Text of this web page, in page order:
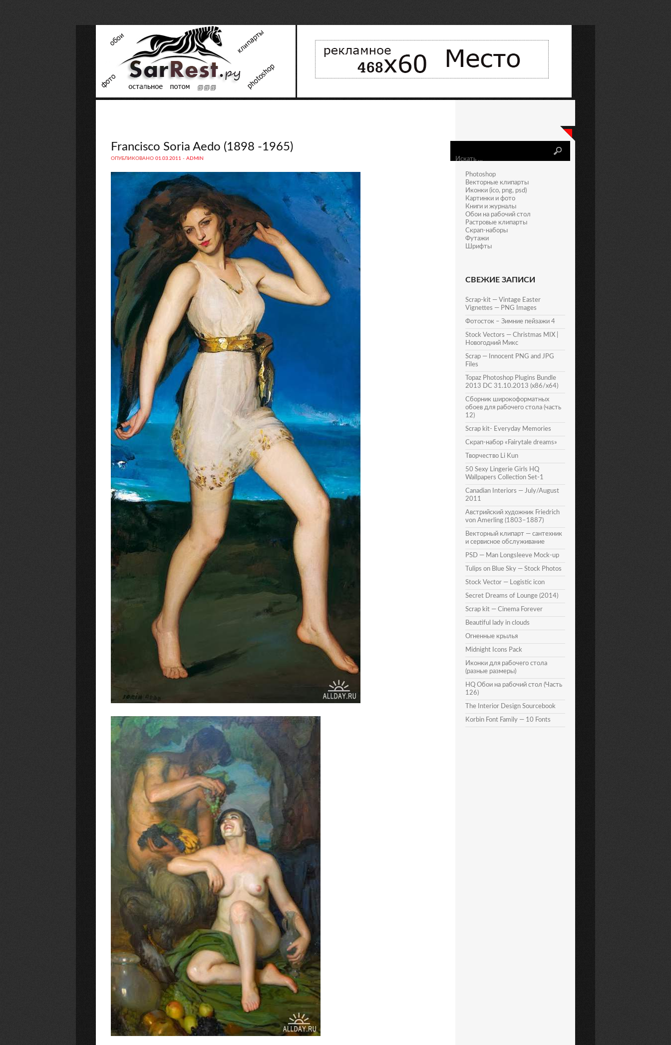
Francisco Soria Aedo (1898 -1965)
ОПУБЛИКОВАНО 01.03.2011 - ADMIN
Photoshop
Векторные клипарты
Иконки (ico, png, psd)
Картинки и фото
Книги и журналы
Обои на рабочий стол
Растровые клипарты
Скрап-наборы
Футажи
Шрифты
СВЕЖИЕ ЗАПИСИ
Scrap-kit — Vintage Easter
Vignettes — PNG Images
Фотосток – Зимние пейзажи 4
Stock Vectors — Christmas MIX |
Новогодний Микс
Scrap — Innocent PNG and JPG
Files
Topaz Photoshop Plugins Bundle
2013 DC 31.10.2013 (x86/x64)
Сборник широкоформатных
обоев для рабочего стола (часть
12)
Scrap kit- Everyday Memories
Скрап-набор «Fairytale dreams»
Творчество Li Kun
50 Sexy Lingerie Girls HQ
Wallpapers Collection Set-1
Canadian Interiors — July/August
2011
Австрийский художник Friedrich
von Amerling (1803–1887)
Векторный клипарт — сантехник
и сервисное обслуживание
PSD — Man Longsleeve Mock-up
Tulips on Blue Sky — Stock Photos
Stock Vector — Logistic icon
Secret Dreams of Lounge (2014)
Scrap kit — Cinema Forever
Beautiful lady in clouds
Огненные крылья
Midnight Icons Pack
Иконки для рабочего стола
(разные размеры)
HQ Обои на рабочий стол (Часть
126)
The Interior Design Sourcebook
Korbin Font Family — 10 Fonts